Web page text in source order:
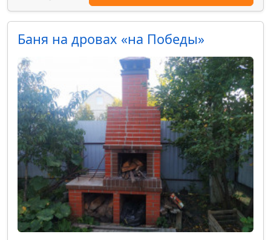
Баня на дровах «на Победы»